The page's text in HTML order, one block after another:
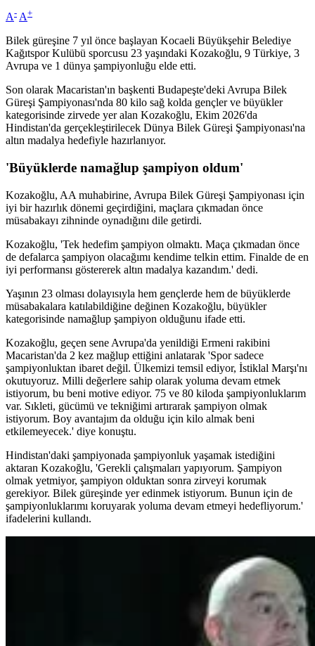
A- A+
Bilek güreşine 7 yıl önce başlayan Kocaeli Büyükşehir Belediye
Kağıtspor Kulübü sporcusu 23 yaşındaki Kozakoğlu, 9 Türkiye, 3
Avrupa ve 1 dünya şampiyonluğu elde etti.
Son olarak Macaristan'ın başkenti Budapeşte'deki Avrupa Bilek
Güreşi Şampiyonası'nda 80 kilo sağ kolda gençler ve büyükler
kategorisinde zirvede yer alan Kozakoğlu, Ekim 2026'da
Hindistan'da gerçekleştirilecek Dünya Bilek Güreşi Şampiyonası'na
altın madalya hedefiyle hazırlanıyor.
'Büyüklerde namağlup şampiyon oldum'
Kozakoğlu, AA muhabirine, Avrupa Bilek Güreşi Şampiyonası için
iyi bir hazırlık dönemi geçirdiğini, maçlara çıkmadan önce
müsabakayı zihninde oynadığını dile getirdi.
Kozakoğlu, 'Tek hedefim şampiyon olmaktı. Maça çıkmadan önce
de defalarca şampiyon olacağımı kendime telkin ettim. Finalde de en
iyi performansı göstererek altın madalya kazandım.' dedi.
Yaşının 23 olması dolayısıyla hem gençlerde hem de büyüklerde
müsabakalara katılabildiğine değinen Kozakoğlu, büyükler
kategorisinde namağlup şampiyon olduğunu ifade etti.
Kozakoğlu, geçen sene Avrupa'da yenildiği Ermeni rakibini
Macaristan'da 2 kez mağlup ettiğini anlatarak 'Spor sadece
şampiyonluktan ibaret değil. Ülkemizi temsil ediyor, İstiklal Marşı'nı
okutuyoruz. Milli değerlere sahip olarak yoluma devam etmek
istiyorum, bu beni motive ediyor. 75 ve 80 kiloda şampiyonluklarım
var. Sıkleti, gücümü ve tekniğimi artırarak şampiyon olmak
istiyorum. Boy avantajım da olduğu için kilo almak beni
etkilemeyecek.' diye konuştu.
Hindistan'daki şampiyonada şampiyonluk yaşamak istediğini
aktaran Kozakoğlu, 'Gerekli çalışmaları yapıyorum. Şampiyon
olmak yetmiyor, şampiyon olduktan sonra zirveyi korumak
gerekiyor. Bilek güreşinde yer edinmek istiyorum. Bunun için de
şampiyonluklarımı koruyarak yoluma devam etmeyi hedefliyorum.'
ifadelerini kullandı.